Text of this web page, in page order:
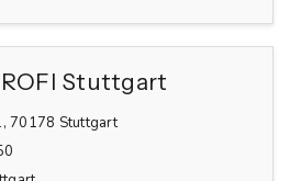
Stuttgart
70178 Stuttgart